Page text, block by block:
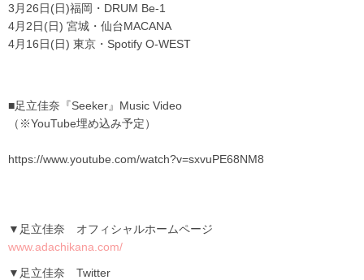
3月 26日(日)福岡・ DRUM Be-1
4月 2日(日) 宮城・仙台MACANA
4月 16日(日) 東京・ Spotify O-WEST
■足立佳奈『Seeker』Music Video
（※YouTube埋め込み予定）
https://www.youtube.com/watch?v=sxvuPE68NM8
▼足立佳奈 オフィシャルホームページ
www.adachikana.com/
▼足立佳奈 Twitter